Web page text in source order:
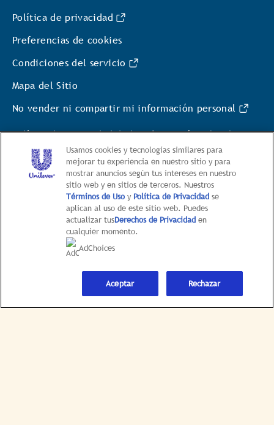
Política de privacidad
Preferencias de cookies
Condiciones del servicio
Mapa del Sitio
No vender ni compartir mi información personal
Política de Privacidad de la Información sobre la
Salud del Consumidor
Limitar el uso de mi información personal
confidencial
UNITED STATES |CAMBIAR LOCACIÓN
© 2026 Hellmann’s
Usamos cookies y tecnologías similares para
mejorar tu experiencia en nuestro sitio y para
mostrar anuncios según tus intereses en nuestro
sitio web y en sitios de terceros. Nuestros
Términos de Uso y Política de Privacidadse
aplican al uso de este sitio web. Puedes
actualizar tusDerechos de Privacidad en
cualquier momento.
AdChoices
Rechazar
Aceptar